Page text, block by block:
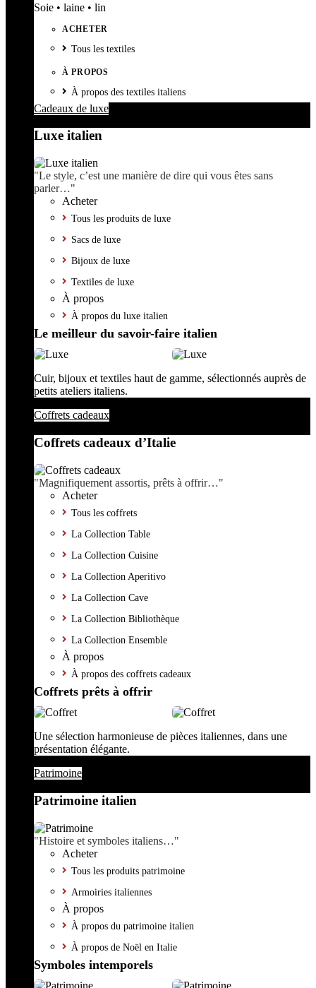
Soie • laine • lin
ACHETER
Tous les textiles
À PROPOS
À propos des textiles italiens
Cadeaux de luxe
Luxe italien
"Le style, c’est une manière de dire qui vous êtes sans
parler…"
Acheter
Tous les produits de luxe
Sacs de luxe
Bijoux de luxe
Textiles de luxe
À propos
À propos du luxe italien
Le meilleur du savoir-faire italien
Cuir, bijoux et textiles haut de gamme, sélectionnés auprès de
petits ateliers italiens.
Coffrets cadeaux
Coffrets cadeaux d’Italie
"Magnifiquement assortis, prêts à offrir…"
Acheter
Tous les coffrets
La Collection Table
La Collection Cuisine
La Collection Aperitivo
La Collection Cave
La Collection Bibliothèque
La Collection Ensemble
À propos
À propos des coffrets cadeaux
Coffrets prêts à offrir
Une sélection harmonieuse de pièces italiennes, dans une
présentation élégante.
Patrimoine
Patrimoine italien
"Histoire et symboles italiens…"
Acheter
Tous les produits patrimoine
Armoiries italiennes
À propos
À propos du patrimoine italien
À propos de Noël en Italie
Symboles intemporels